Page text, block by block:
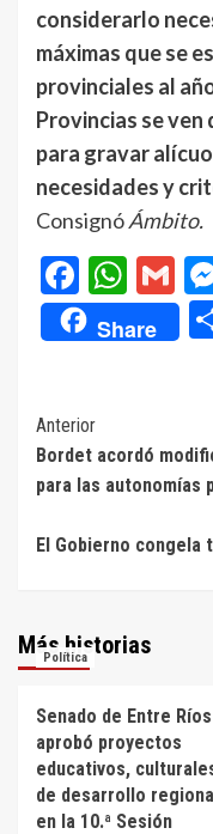
considerarlo
máximas que se
provinciales al
Provincias se
para gravar
necesidades y
ConsignóÁmbito.
Share
Navegación
de
entradas
Anterior
Bordet acordó
para las autonomías
El Gobierno congela
Más historias
Política
Senado de Entre Ríos
aprobó proyectos
educativos,
de desarrollo
en la 10.ª Sesión